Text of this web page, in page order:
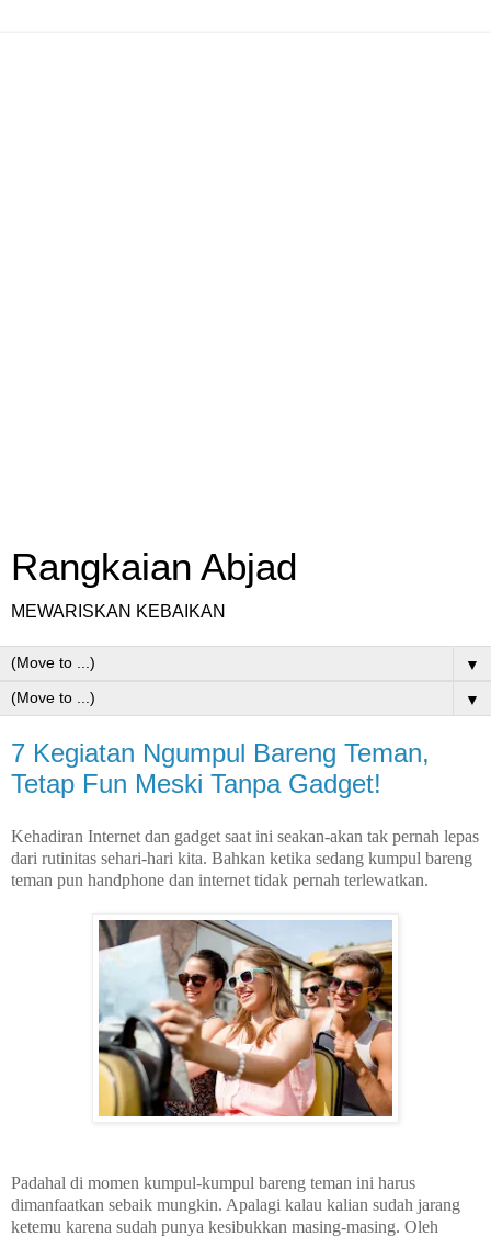
Rangkaian Abjad
MEWARISKAN KEBAIKAN
▼
▼
7 Kegiatan Ngumpul Bareng Teman,
Tetap Fun Meski Tanpa Gadget!
Kehadiran Internet dan gadget saat ini seakan-akan tak pernah lepas
dari rutinitas sehari-hari kita. Bahkan ketika sedang kumpul bareng
teman pun handphone dan internet tidak pernah terlewatkan.
Padahal di momen kumpul-kumpul bareng teman ini harus
dimanfaatkan sebaik mungkin. Apalagi kalau kalian sudah jarang
ketemu karena sudah punya kesibukkan masing-masing. Oleh